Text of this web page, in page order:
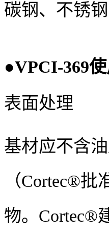
碳钢、不锈
●VPCI-369
表面处理
基材应不含
（Cortec®批
物。 Cortec®